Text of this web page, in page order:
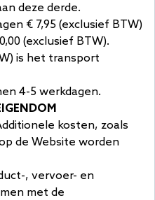
deze derde.
€ 7,95 (exclusief BTW)
(exclusief BTW).
is het transport
4-5 werkdagen.
kosten, zoals
de Website worden
, vervoer- en
met de